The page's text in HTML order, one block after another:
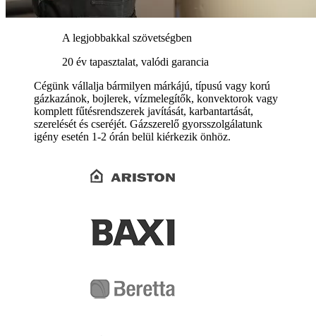
A legjobbakkal szövetségben
20 év tapasztalat, valódi garancia
Cégünk vállalja bármilyen márkájú, típusú vagy korú
gázkazánok, bojlerek, vízmelegítők, konvektorok vagy
komplett fűtésrendszerek javítását, karbantartását,
szerelését és cseréjét. Gázszerelő gyorsszolgálatunk
igény esetén 1-2 órán belül kiérkezik önhöz.